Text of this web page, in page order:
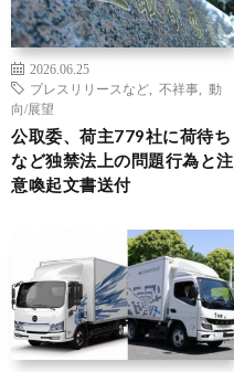
2026.06.25
プレスリリースなど
不祥事
動
向/展望
公取委、荷主779社に荷待ち
など独禁法上の問題行為と注
意喚起文書送付